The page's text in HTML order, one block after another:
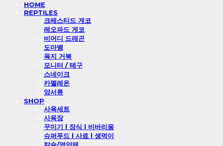
HOME
REPTILES
크레스티드 게코
레오파드 게코
비어디 드래곤
도마뱀
육지 거북
모니터 / 테구
스네이크
카멜레온
양서류
SHOP
사육세트
사육장
꾸미기 l 장식 l 비바리움
슈퍼푸드 l 사료 l 생먹이